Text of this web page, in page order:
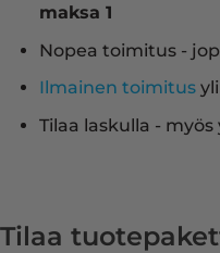
maksa 1
Nopea toimitus -
Ilmainen toimitusyli
Tilaa laskulla - myös
Tilaa